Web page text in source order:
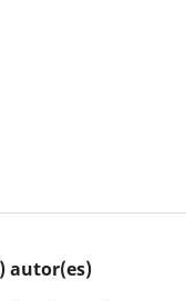
autor(es)